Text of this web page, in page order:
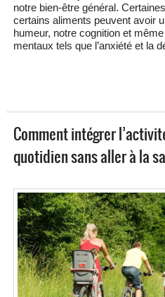
notre bien-être général.
certains aliments peuvent avoir
humeur, notre cognition et
mentaux tels que l’anxiété et la
Comment intégrer
quotidien sans aller à la